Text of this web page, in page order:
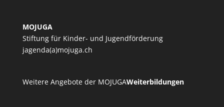
MOJUGA
Stiftung für Kinder- und Jugendförderung
jagenda(a)mojuga.ch
Weitere Angebote der MOJUGAWeiterbildungen